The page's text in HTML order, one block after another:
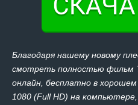
Благодаря нашему новому
смотреть полностью фильм
онлайн, бесплатно в хорошем
1080 (Full HD) на